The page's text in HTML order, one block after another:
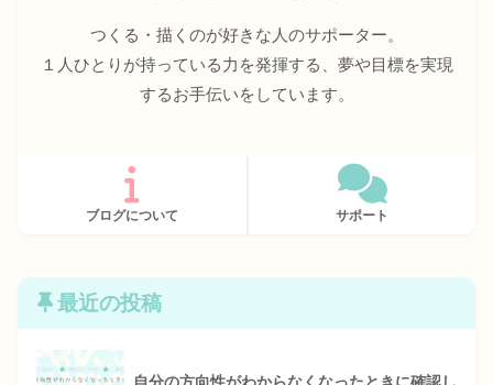
つくる・描くのが好きな人のサポーター。
１人ひとりが持っている力を発揮する、夢や目標を実現
するお手伝いをしています。
ブログについて サポート
最近の投稿